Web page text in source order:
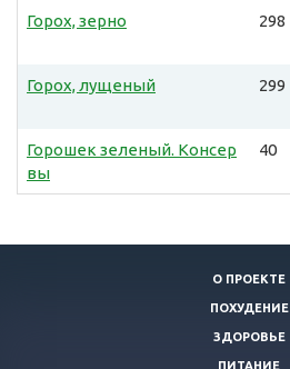
Горох, зерно 298
Горох, лущеный 299
Горошек зеленый. Консер
вы
40
О ПРОЕКТЕ
ПОХУДЕНИЕ
ЗДОРОВЬЕ
ПИТАНИЕ